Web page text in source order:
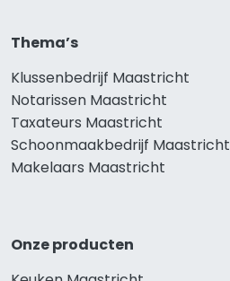
Thema’s
Klussenbedrijf Maastricht
Notarissen Maastricht
Taxateurs Maastricht
Schoonmaakbedrijf Maastricht
Makelaars Maastricht
Onze producten